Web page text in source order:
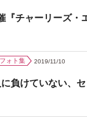
『チャーリーズ
フォト集 2019/11/10
負けていない、